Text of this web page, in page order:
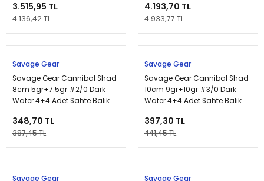
3.515,95 TL
4.136,42 TL
4.193,70 TL
4.933,77 TL
Savage Gear
Savage Gear Cannibal Shad
8cm 5gr+7.5gr #2/0 Dark
Water 4+4 Adet Sahte Balık
348,70 TL
387,45 TL
Savage Gear
Savage Gear Cannibal Shad
10cm 9gr+10gr #3/0 Dark
Water 4+4 Adet Sahte Balık
397,30 TL
441,45 TL
Savage Gear
Savage Gear